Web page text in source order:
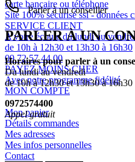
carte bancaire ou téléphone
Site 100% sécurisé ssl - données
SERVICE CLIENT
A votre écoute du lundi au
de 10h à 12h30 et 13h30 à 16h30
09 72 57 44 00
PAYEZ MOINS CHER
Avec notre programme fidélité
MON COMPTE
Mon panier
Détails commandes
Mes adresses
Mes infos personnelles
Contact
Parler à un conseiller
PARLER À UN
Horaires pour parler à un
Du lundi au vendredi
de 10h à 12h30 et 13h30 à 16h30
0972574400
Appel gratuit